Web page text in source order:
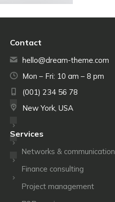
Contact
hello@dream-theme.com
Mon – Fri: 10 am – 8 pm
(001) 234 56 78
New York, USA
Services
Networks & communication
Finance consulting
Project management